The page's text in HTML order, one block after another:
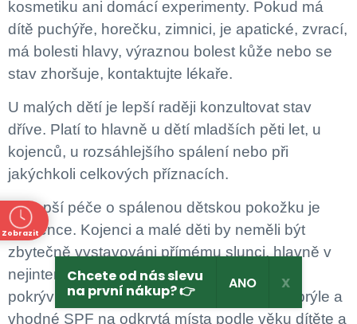
kosmetiku ani domácí experimenty. Pokud má
dítě puchýře, horečku, zimnici, je apatické, zvrací,
má bolesti hlavy, výraznou bolest kůže nebo se
stav zhoršuje, kontaktujte lékaře.
U malých dětí je lepší raději konzultovat stav
dříve. Platí to hlavně u dětí mladších pěti let, u
kojenců, u rozsáhlejšího spálení nebo při
jakýchkoli celkových příznacích.
Nejlepší péče o spálenou dětskou pokožku je
prevence. Kojenci a malé děti by neměli být
zbytečně vystavováni přímému slunci, hlavně v
nejintenzivnější části dne. Důležitý je stín,
pokrývka hlavy, lehké ochranné oblečení, brýle a
vhodné SPF na odkrytá místa podle věku dítěte a
Zobrazit
Chcete od nás slevu
na první nákup? 👉
ANO X